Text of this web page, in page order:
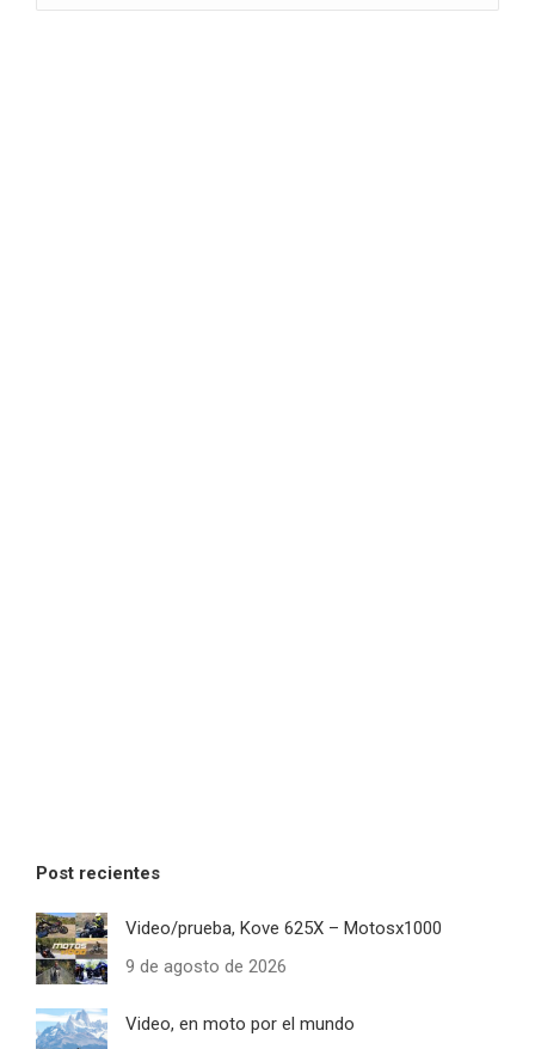
Post recientes
Video/prueba, Kove 625X – Motosx1000
9 de agosto de 2026
Video, en moto por el mundo